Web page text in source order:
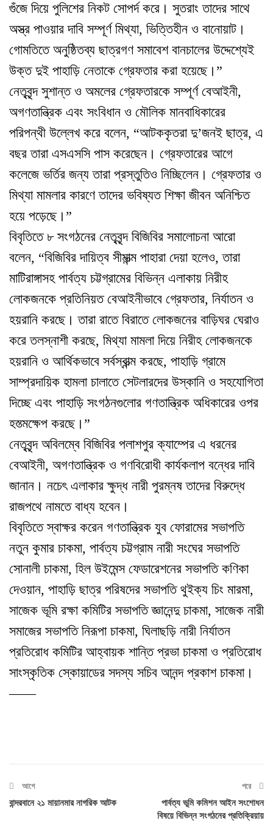
গুঁজে দিয়ে পুলিশের নিকট সোপর্দ করে। সুতরাং তাদের সাথে
অস্ত্র পাওয়ার দাবি সম্পূর্ণ মিথ্যা, ভিত্তিহীন ও বানোয়াট।
গোমতিতে অনুষ্ঠিতব্য ছাত্রগণ সমাবেশ বানচালের উদ্দেশ্যেই
উক্ত দুই পাহাড়ি নেতাকে গ্রেফতার করা হয়েছে।”
নেতৃবৃন্দ সুশান্ত ও অমলের গ্রেফতারকে সম্পূর্ণ বেআইনী,
অগণতান্ত্রিক এবং সংবিধান ও মৌলিক মানবাধিকারের
পরিপন্থী উল্লেখ করে বলেন, “আটককৃতরা দু’জনই ছাত্র, এ
বছর তারা এসএসসি পাস করেছেন। গ্রেফতারের আগে
কলেজে ভর্তির জন্য তারা প্রস্তুতিও নিচ্ছিলেন। গ্রেফতার ও
মিথ্যা মামলার কারণে তাদের ভবিষ্যত শিক্ষা জীবন অনিশ্চিত
হয়ে পড়েছে।”
বিবৃতিতে ৮ সংগঠনের নেতৃবৃন্দ বিজিবির সমালোচনা আরো
বলেন, “বিজিবির দায়িত্ব সীমান্ত্ম পাহারা দেয়া হলেও, তারা
মাটিরাঙ্গাসহ পার্বত্য চট্টগ্রামের বিভিন্ন এলাকায় নিরীহ
লোকজনকে প্রতিনিয়ত বেআইনীভাবে গ্রেফতার, নির্যাতন ও
হয়রানি করছে। তারা রাতে বিরাতে লোকজনের বাড়িঘর ঘেরাও
করে তলস্নাশী করছে, মিথ্যা মামলা দিয়ে নিরীহ লোকজনকে
হয়রানি ও আর্থিকভাবে সর্বস্বান্ত্ম করছে, পাহাড়ি গ্রামে
সাম্প্রদায়িক হামলা চালাতে সেটলারদের উস্কানি ও সহযোগিতা
দিচ্ছে এবং পাহাড়ি সংগঠনগুলোর গণতান্ত্রিক অধিকারের ওপর
হস্ত্মক্ষেপ করছে।”
নেতৃবৃন্দ অবিলম্বে বিজিবির পলাশপুর ক্যাম্পের এ ধরনের
বেআইনী, অগণতান্ত্রিক ও গণবিরোধী কার্যকলাপ বন্ধের দাবি
জানান। নচেৎ এলাকার ক্ষুদ্ধ নারী পুরম্নষ তাদের বিরুদ্ধে
রাজপথে নামতে বাধ্য হবেন।
বিবৃতিতে স্বাক্ষর করেন গণতান্ত্রিক যুব ফোরামের সভাপতি
নতুন কুমার চাকমা, পার্বত্য চট্টগ্রাম নারী সংঘের সভাপতি
সোনালী চাকমা, হিল উইমেন্স ফেডারেশনের সভাপতি কণিকা
দেওয়ান, পাহাড়ি ছাত্র পরিষদের সভাপতি থুইক্য চিং মারমা,
সাজেক ভূমি রক্ষা কমিটির সভাপতি জ্ঞানেন্দু চাকমা, সাজেক নারী
সমাজের সভাপতি নিরূপা চাকমা, ঘিলাছড়ি নারী নির্যাতন
প্রতিরোধ কমিটির আহ্বায়ক শান্তি প্রভা চাকমা ও প্রতিরোধ
সাংস্কৃতিক স্কোয়াডের সদস্য সচিব আনন্দ প্রকাশ চাকমা।
——
আগে
বান্দরবানে ২১ মায়ানমার নাগরিক আটক
পরে
পার্বত্য ভূমি কমিশন আইন সংশোধন
বিষয়ে বিভিন্ন সংগঠনের প্রতিক্রিয়ায়